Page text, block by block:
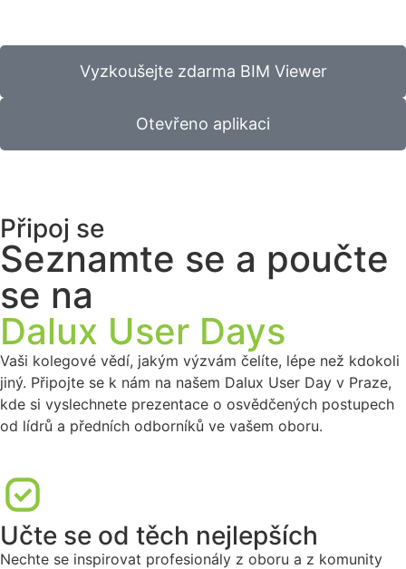
Vyzkoušejte zdarma BIM Viewer
Otevřeno aplikaci
Připoj se
Seznamte se a poučte
se na
Dalux User Days
Vaši kolegové vědí, jakým výzvám čelíte, lépe než kdokoli
jiný. Připojte se k nám na našem Dalux User Day v Praze,
kde si vyslechnete prezentace o osvědčených postupech
od lídrů a předních odborníků ve vašem oboru.
Učte se od těch nejlepších
Nechte se inspirovat profesionály z oboru a z komunity